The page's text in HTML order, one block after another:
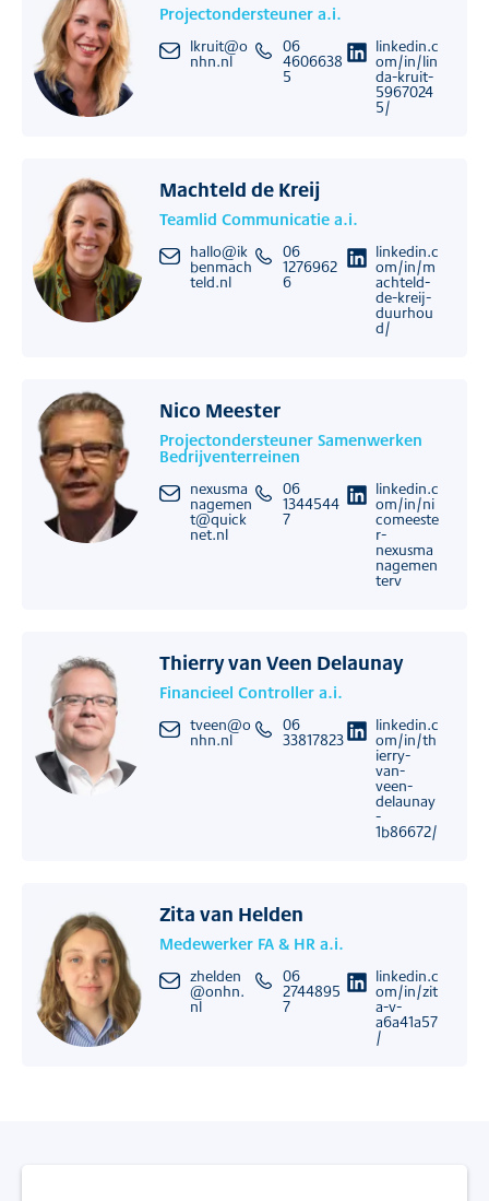
Projectondersteuner a.i.
lkruit@o
nhn.nl
06
4606638
5
linkedin.c
om/in/lin
da-kruit-
5967024
5/
Machteld de Kreij
Teamlid Communicatie a.i.
hallo@ik
benmach
teld.nl
06
1276962
6
linkedin.c
om/in/m
achteld-
de-kreij-
duurhou
d/
Nico Meester
Projectondersteuner Samenwerken
Bedrijventerreinen
nexusma
nagemen
t@quick
net.nl
06
1344544
7
linkedin.c
om/in/ni
comeeste
r-
nexusma
nagemen
terv
Thierry van Veen Delaunay
Financieel Controller a.i.
tveen@o
nhn.nl
06
33817823
linkedin.c
om/in/th
ierry-
van-
veen-
delaunay
-
1b86672/
Zita van Helden
Medewerker FA & HR a.i.
zhelden
@onhn.
nl
06
2744895
7
linkedin.c
om/in/zit
a-v-
a6a41a57
/